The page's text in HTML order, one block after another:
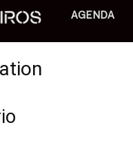
AGENDA